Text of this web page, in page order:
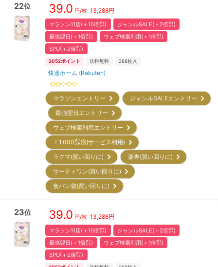
22位 39.0 円/枚 13,288円
マラソン11店(＋10倍㌽)
ジャンルSALE(＋2倍㌽)
最強翌日(＋1倍㌽)
ウェブ検索利用(＋1倍㌽)
SPU(＋2倍㌽)
2052ポイント 送料無料 288枚入
快適ホーム (Rakuten)
マラソンエントリー
ジャンルSALEエントリー
最強翌日エントリー
ウェブ検索利用エントリー
＋1,000㌽(初サービス利用)
ラクマ(買い回りに)
楽券(買い回りに)
サーティワン(買い回りに)
食パン袋(買い回りに)
23位 39.0 円/枚 13,288円
マラソン11店(＋10倍㌽)
ジャンルSALE(＋2倍㌽)
最強翌日(＋1倍㌽)
ウェブ検索利用(＋1倍㌽)
SPU(＋2倍㌽)